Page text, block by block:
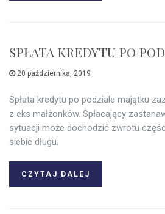
SPŁATA KREDYTU PO
20 października, 2019
Spłata kredytu po podziale majątku
z eks małżonków. Spłacający
sytuacji może dochodzić zwrotu
siebie długu.
CZYTAJ DALEJ